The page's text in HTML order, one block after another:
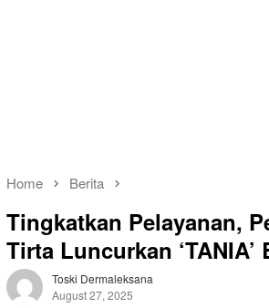
Home Berita
Tingkatkan Pelayanan,
Tirta Luncurkan ‘TANIA’
Toski Dermaleksana
August 27, 2025